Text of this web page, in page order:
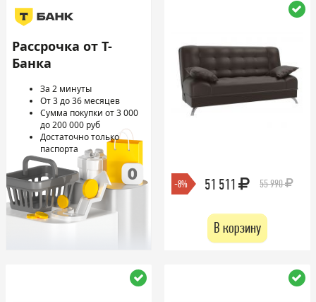
Рассрочка от Т-
Банка
За 2 минуты
От 3 до 36 месяцев
Сумма покупки от 3 000
до 200 000 руб
Достаточно только
паспорта
-8% 51 511 55 990
В корзину